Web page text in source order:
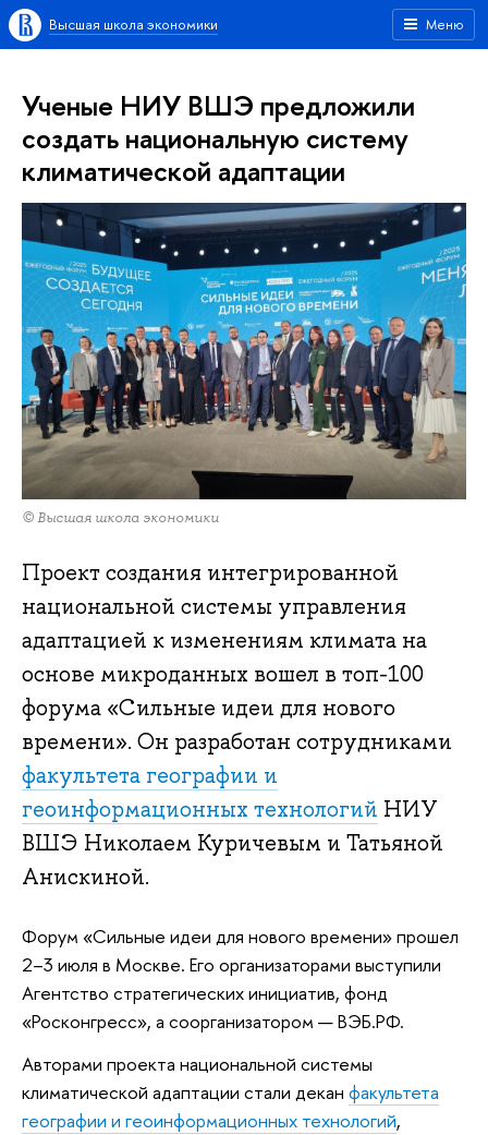
Меню
Высшая школа экономики
Ученые НИУ ВШЭ предложили
создать национальную систему
климатической адаптации
© Высшая школа экономики
Проект создания интегрированной
национальной системы управления
адаптацией к изменениям климата на
основе микроданных вошел в топ-100
форума «Сильные идеи для нового
времени». Он разработан сотрудниками
факультета географии и
геоинформационных технологий НИУ
ВШЭ Николаем Куричевым и Татьяной
Анискиной.
Форум «Сильные идеи для нового времени» прошел
2–3 июля в Москве. Его организаторами выступили
Агентство стратегических инициатив, фонд
«Росконгресс», а соорганизатором — ВЭБ.РФ.
Авторами проекта национальной системы
климатической адаптации стали декан факультета
географии и геоинформационных технологий,